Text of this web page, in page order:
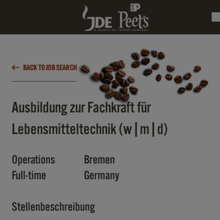
BACK TO JOB SEARCH
Ausbildung zur Fachkraft für
Lebensmitteltechnik (w|m|d)
Operations
Bremen
Full-time
Germany
Stellenbeschreibung